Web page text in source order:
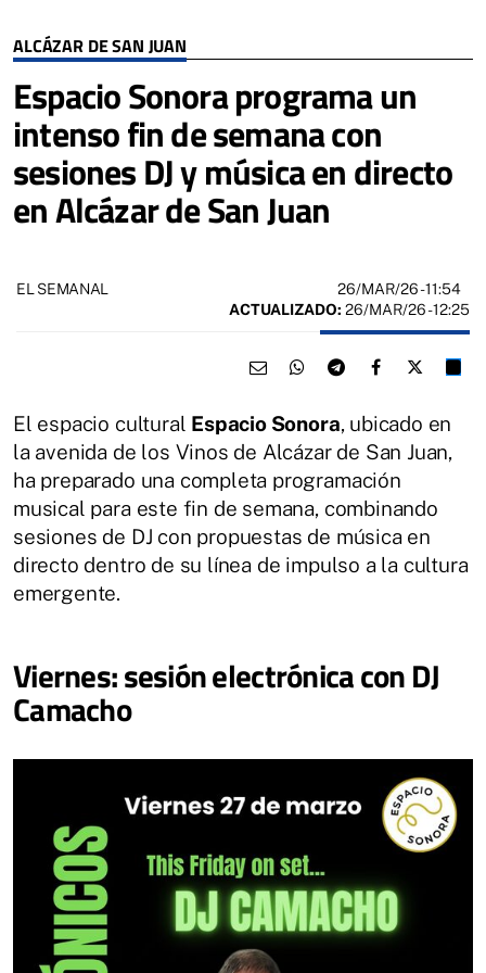
ALCÁZAR DE SAN JUAN
Espacio Sonora programa un
intenso fin de semana con
sesiones DJ y música en directo
en Alcázar de San Juan
EL SEMANAL 26/MAR/26- 11:54
ACTUALIZADO: 26/MAR/26 - 12:25
El espacio cultural Espacio Sonora, ubicado en
la avenida de los Vinos de Alcázar de San Juan,
ha preparado una completa programación
musical para este fin de semana, combinando
sesiones de DJ con propuestas de música en
directo dentro de su línea de impulso a la cultura
emergente.
Viernes: sesión electrónica con DJ
Camacho